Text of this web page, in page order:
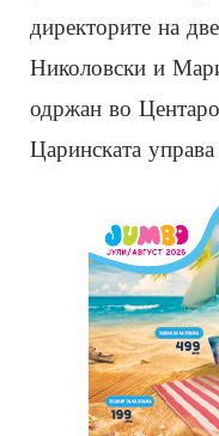
директорите на
Николовски и
одржан во
Царинската